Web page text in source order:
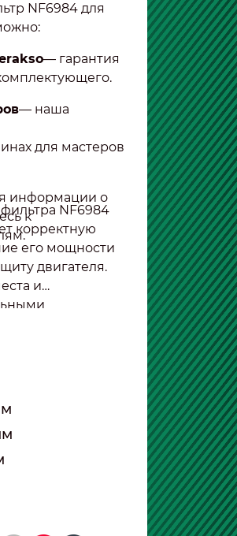
NF6984 для
— гарантия
— наша
для мастеров
информации о
к
NF6984
корректную
его мощности
двигателя.
и